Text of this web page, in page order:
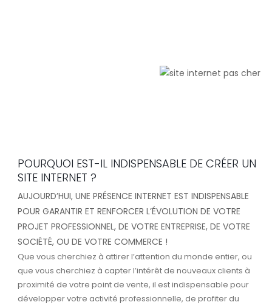
POURQUOI EST-IL INDISPENSABLE DE CRÉER UN
SITE INTERNET ?
AUJOURD’HUI, UNE PRÉSENCE INTERNET EST INDISPENSABLE
POUR GARANTIR ET RENFORCER L’ÉVOLUTION DE VOTRE
PROJET PROFESSIONNEL, DE VOTRE ENTREPRISE, DE VOTRE
SOCIÉTÉ, OU DE VOTRE COMMERCE !
Que vous cherchiez à attirer l’attention du monde entier, ou
que vous cherchiez à capter l’intérêt de nouveaux clients à
proximité de votre point de vente, il est indispensable pour
développer votre activité professionnelle, de profiter du